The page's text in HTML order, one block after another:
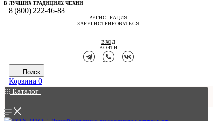
В ЛУЧШИХ ТРАДИЦИЯХ ЧЕХИИ
8 (800) 222-46-88
РЕГИСТРАЦИЯ
ЗАРЕГИСТРИРОВАТЬСЯ
ВХОД
ВОЙТИ
Поиск
Корзина 0
Каталог